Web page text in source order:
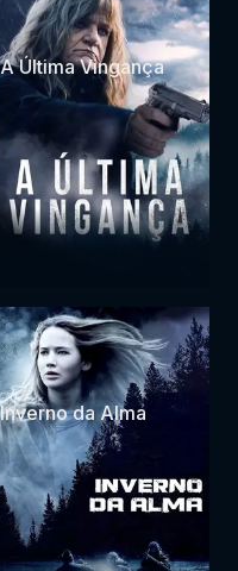
A Última Vingança
Inverno da Alma